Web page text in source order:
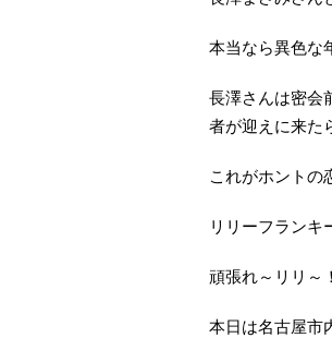
本当なら異色な
長澤さんは密会
者が迎えに来た
これがホントの
リリーフランキ
頑張れ～リリ～
本日は名古屋市